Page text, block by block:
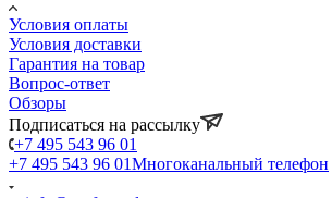
Условия оплаты
Условия доставки
Гарантия на товар
Вопрос-ответ
Обзоры
Подписаться на рассылку
+7 495 543 96 01
+7 495 543 96 01Многоканальный телефон